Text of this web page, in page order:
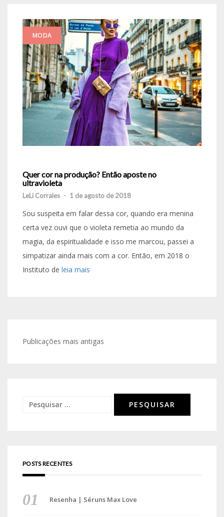
MODA
Quer cor na produção? Então aposte no
ultravioleta
LeLi Corrales - 1 de agosto de 2018
Sou suspeita em falar dessa cor, quando era menina
certa vez ouvi que o violeta remetia ao mundo da
magia, da espiritualidade e isso me marcou, passei a
simpatizar ainda mais com a cor. Então, em 2018 o
Instituto de leia mais
Navegação
Publicações mais antigas
Pesquisar
POSTS RECENTES
Resenha | Séruns Max Love